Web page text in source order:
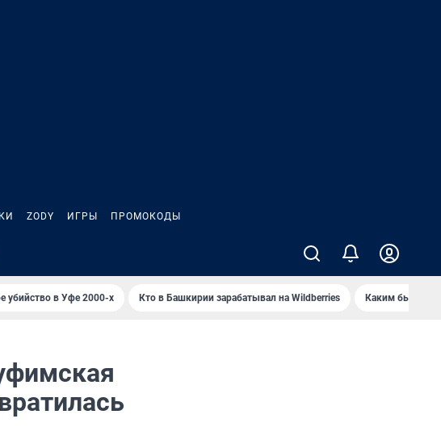
ZODY ИГРЫ ПРОМОКОДЫ
убийство в Уфе 2000-х Кто в Башкирии зарабатывал на Wildberries Каким было